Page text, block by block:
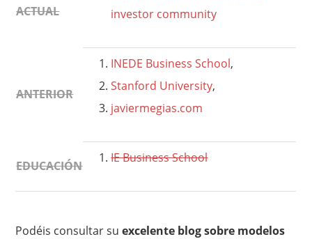
ACTUAL
investor community
ANTERIOR
INEDE Business School,
Stanford University,
javiermegias.com
EDUCACIÓN
IE Business School
Podéis consultar suexcelente blog sobre modelos